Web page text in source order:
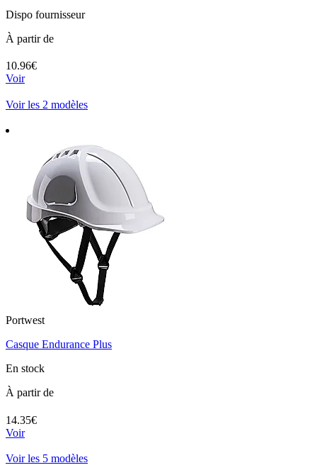
Dispo fournisseur
À partir de
10.96€
Voir
Voir les 2 modèles
Portwest
Casque Endurance Plus
En stock
À partir de
14.35€
Voir
Voir les 5 modèles